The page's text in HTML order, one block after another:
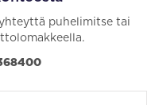
puhelimitse tai